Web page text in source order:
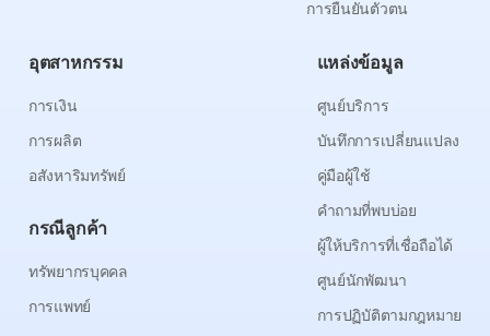
การยืนยันตัวตน
อุตสาหกรรม
การเงิน
การผลิต
อสังหาริมทรัพย์
กรณีลูกค้า
ทรัพยากรบุคคล
การแพทย์
แหล่งข้อมูล
ศูนย์บริการ
บันทึกการเปลี่ยนแปลง
คู่มือผู้ใช้
คำถามที่พบบ่อย
ผู้ให้บริการที่เชื่อถือได้
ศูนย์นักพัฒนา
การปฏิบัติตามกฎหมาย